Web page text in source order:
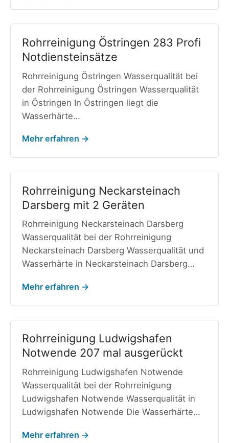
Rohrreinigung Östringen 283 Profi
Notdiensteinsätze
Rohrreinigung Östringen Wasserqualität bei
der Rohrreinigung Östringen Wasserqualität
in Östringen In Östringen liegt die
Wasserhärte…
Mehr erfahren →
Rohrreinigung Neckarsteinach
Darsberg mit 2 Geräten
Rohrreinigung Neckarsteinach Darsberg
Wasserqualität bei der Rohrreinigung
Neckarsteinach Darsberg Wasserqualität und
Wasserhärte in Neckarsteinach Darsberg…
Mehr erfahren →
Rohrreinigung Ludwigshafen
Notwende 207 mal ausgerückt
Rohrreinigung Ludwigshafen Notwende
Wasserqualität bei der Rohrreinigung
Ludwigshafen Notwende Wasserqualität in
Ludwigshafen Notwende Die Wasserhärte…
Mehr erfahren →